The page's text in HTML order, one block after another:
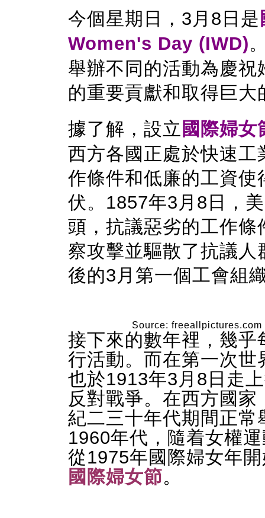
今個星期日，3月8日是
Women's Day (IWD)
舉辦不同的活動為慶
的重要貢獻和取得巨大
據了解，設立 國際婦女
西方各國正處於快速工
作條件和低廉的工資
伏。1857年3月8日，
頭，抗議惡劣的工作
察攻擊並驅散了抗議
後的3月第一個工會組
Source: freeallpictures.com
接下來的數年裡，幾乎
行活動。而在第一次
也於1913年3 月 8 日走
反對戰爭。在西方國家
紀二三十年代期間正
1960年代，隨着女權
從1975年國際婦女年
國際婦女節。